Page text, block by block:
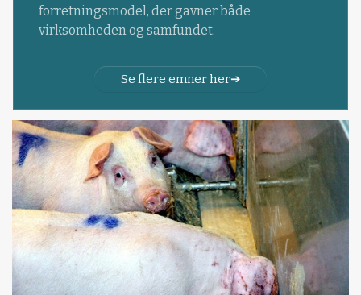
forretningsmodel, der gavner både
virksomheden og samfundet.
Se flere emner her